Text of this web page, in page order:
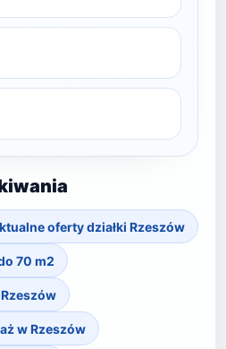
oferty działki Rzeszów
70 m2
w Rzeszów